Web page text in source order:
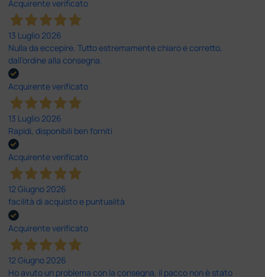
Acquirente verificato
13 Luglio 2026
Nulla da eccepire. Tutto estremamente chiaro e corretto,
dall’ordine alla consegna.
Acquirente verificato
13 Luglio 2026
Rapidi, disponibili ben forniti
Acquirente verificato
12 Giugno 2026
facilità di acquisto e puntualità
Acquirente verificato
12 Giugno 2026
Ho avuto un problema con la consegna, il pacco non è stato